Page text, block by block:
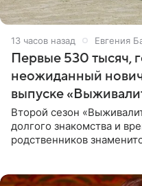
13 часов назад Евгения
Первые 530 тысяч,
неожиданный
выпуске
Второй сезон
долгого знакомства и
родственников